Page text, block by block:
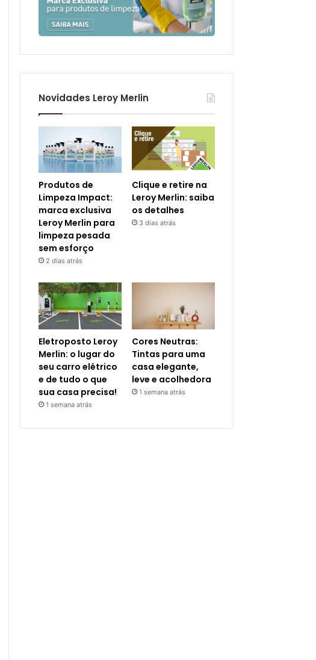
Novidades Leroy Merlin
Produtos de
Limpeza Impact:
marca exclusiva
Leroy Merlin para
limpeza pesada
sem esforço
2 dias atrás
Clique e retire na
Leroy Merlin: saiba
os detalhes
3 dias atrás
Eletroposto Leroy
Merlin: o lugar do
seu carro elétrico
e de tudo o que
sua casa precisa!
1 semana atrás
Cores Neutras:
Tintas para uma
casa elegante,
leve e acolhedora
1 semana atrás